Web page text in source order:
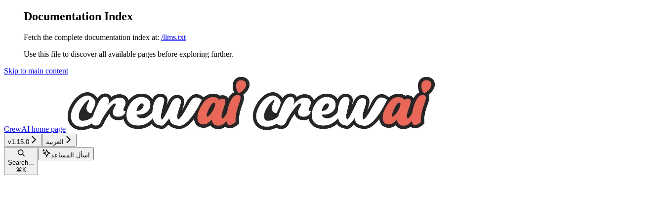
Documentation Index
Fetch the complete documentation index at: /llms.txt
Use this file to discover all available pages before exploring further.
Skip to main content
CrewAI home page
v1.15.0 العربية
Search...
⌘ K
اسأل المساعد